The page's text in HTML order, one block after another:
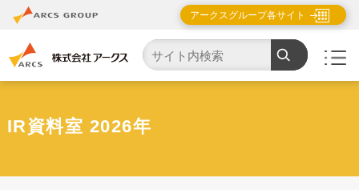
アークスグループ各サイト
IR資料室 2026年